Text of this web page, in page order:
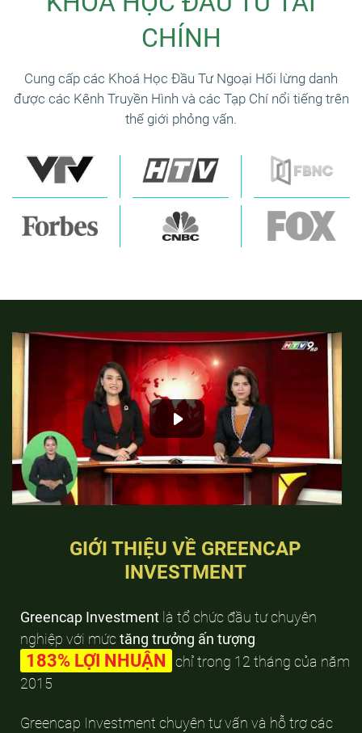
CHÍNH
Cung cấp các Khoá Học Đầu Tư Ngoại Hối lừng danh
được các Kênh Truyền Hình và các Tạp Chí nổi tiếng trên
thế giới phỏng vấn.
GIỚI THIỆU VỀ GREENCAP
INVESTMENT
Greencap Investment là tổ chức đầu tư chuyên
nghiệp với mứctăng trưởng ấn tượng
183% LỢI NHUẬN chỉ trong 12 tháng của năm
2015
Greencap Investment chuyên tư vấn và hỗ trợ các